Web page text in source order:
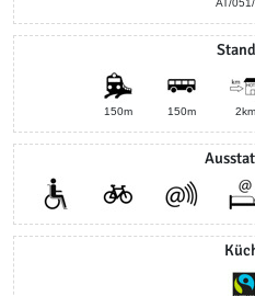
AT/
150m 150m 2km